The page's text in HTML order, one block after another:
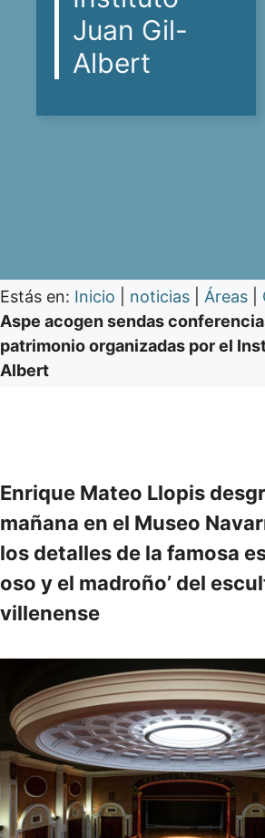
Juan Gil-
Albert
Estás en: Inicio noticias Áreas
Aspe acogen sendas
patrimonio organizadas por el
Albert
Enrique Mateo Llopis
mañana en el Museo
los detalles de la famosa
oso y el madroño’ del
villenense